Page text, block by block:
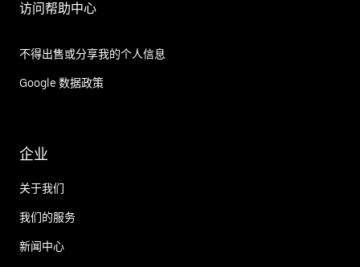
访问帮助中心
不得出售或分享我的个人信息
Google 数据政策
企业
关于我们
我们的服务
新闻中心